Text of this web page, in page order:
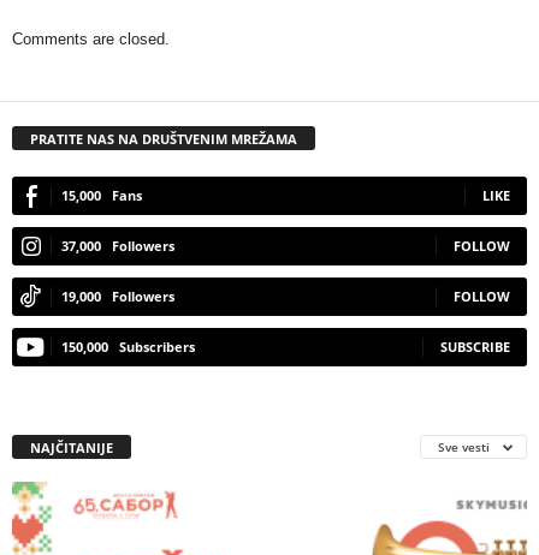
Comments are closed.
PRATITE NAS NA DRUŠTVENIM MREŽAMA
15,000 Fans LIKE
37,000 Followers FOLLOW
19,000 Followers FOLLOW
150,000 Subscribers SUBSCRIBE
NAJČITANIJE Sve vesti